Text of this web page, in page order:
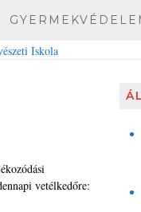
vetélkedőre: